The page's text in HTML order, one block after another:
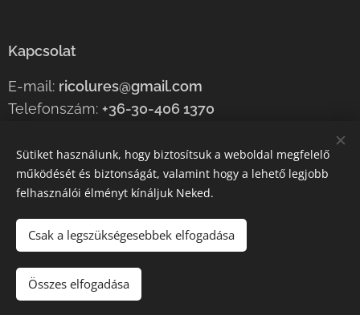
Kapcsolat
E-mail: ricolures@gmail.com
Telefonszám: +36-30-406 1370
Az oldalt aWebnodeműködteti Sütik
Magyar
English
HUF Ft
Sütiket használunk, hogy biztosítsuk a weboldal megfelelő
működését és biztonságát, valamint hogy a lehető legjobb
felhasználói élményt kínáljuk Neked.
Csak a legszükségesebbek elfogadása
Összes elfogadása